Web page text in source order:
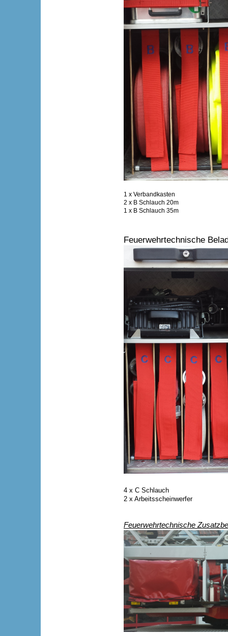
1 x Verbandkasten
2 x B Schlauch 20m
1 x B Schlauch 35m
Feuerwehrtechnische
4 x C Schlauch
2 x Arbeitsscheinwerfer
Feuerwehrtechnische